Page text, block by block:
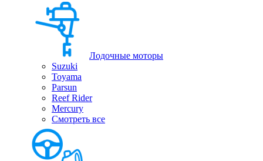
Лодочные моторы
Suzuki
Toyama
Parsun
Reef Rider
Mercury
Смотреть все